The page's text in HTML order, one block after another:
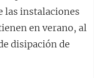
las instalaciones
en verano, al
disipación de